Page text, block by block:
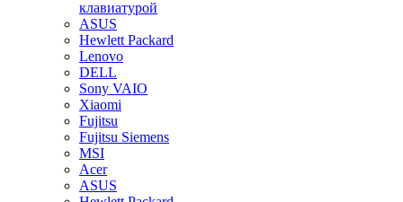
клавиатурой
ASUS
Hewlett Packard
Lenovo
DELL
Sony VAIO
Xiaomi
Fujitsu
Fujitsu Siemens
MSI
Acer
ASUS